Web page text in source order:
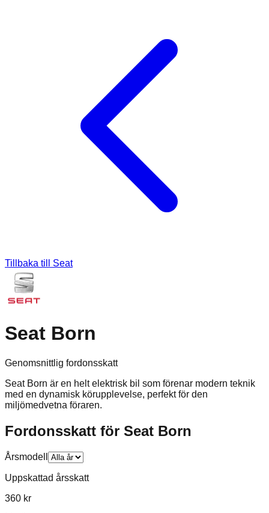
Tillbaka till Seat
Seat Born
Genomsnittlig fordonsskatt
Seat Born är en helt elektrisk bil som förenar modern teknik
med en dynamisk körupplevelse, perfekt för den
miljömedvetna föraren.
Fordonsskatt för Seat Born
Årsmodell
Uppskattad årsskatt
360 kr